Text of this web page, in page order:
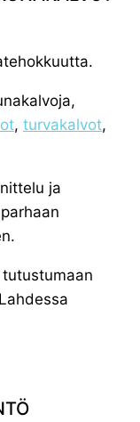
, turvakalvot,
ja